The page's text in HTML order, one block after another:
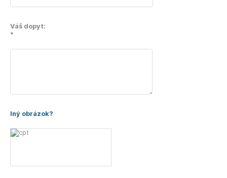
Váš dopyt:
*
Iný obrázok?